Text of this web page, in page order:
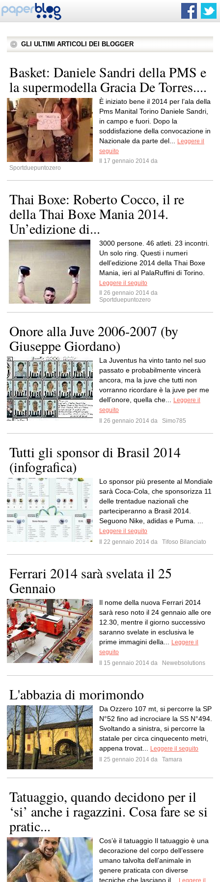
GLI ULTIMI ARTICOLI DEI BLOGGER
Basket: Daniele Sandri della PMS e
la supermodella Gracia De Torres....
È iniziato bene il 2014 per l’ala della
Pms Manital Torino Daniele Sandri,
in campo e fuori. Dopo la
soddisfazione della convocazione in
Nazionale da parte del...
Leggere il
seguito
Il 17 gennaio 2014 da
Sportduepuntozero
Thai Boxe: Roberto Cocco, il re
della Thai Boxe Mania 2014.
Un’edizione di...
3000 persone. 46 atleti. 23 incontri.
Un solo ring. Questi i numeri
dell’edizione 2014 della Thai Boxe
Mania, ieri al PalaRuffini di Torino.
Leggere il seguito
Il 26 gennaio 2014 da
Sportduepuntozero
Onore alla Juve 2006-2007 (by
Giuseppe Giordano)
La Juventus ha vinto tanto nel suo
passato e probabilmente vincerà
ancora, ma la juve che tutti non
vorranno ricordare è la juve per me
dell’onore, quella che...
Leggere il
seguito
Il 26 gennaio 2014 da
Simo785
Tutti gli sponsor di Brasil 2014
(infografica)
Lo sponsor più presente al Mondiale
sarà Coca-Cola, che sponsorizza 11
delle trentadue nazionali che
parteciperanno a Brasil 2014.
Seguono Nike, adidas e Puma. ...
Leggere il seguito
Il 22 gennaio 2014 da
Tifoso Bilanciato
Ferrari 2014 sarà svelata il 25
Gennaio
Il nome della nuova Ferrari 2014
sarà reso noto il 24 gennaio alle ore
12.30, mentre il giorno successivo
saranno svelate in esclusiva le
prime immagini della...
Leggere il
seguito
Il 15 gennaio 2014 da
Newebsolutions
L'abbazia di morimondo
Da Ozzero 107 mt, si percorre la SP
N°52 fino ad incrociare la SS N°494.
Svoltando a sinistra, si percorre la
statale per circa cinquecento metri,
appena trovat...
Leggere il seguito
Il 25 gennaio 2014 da
Tamara
Tatuaggio, quando decidono per il
‘si’ anche i ragazzini. Cosa fare se si
pratic...
Cos’è il tatuaggio Il tatuaggio è una
decorazione del corpo dell’essere
umano talvolta dell’animale in
genere praticata con diverse
tecniche che lasciano il...
Leggere il